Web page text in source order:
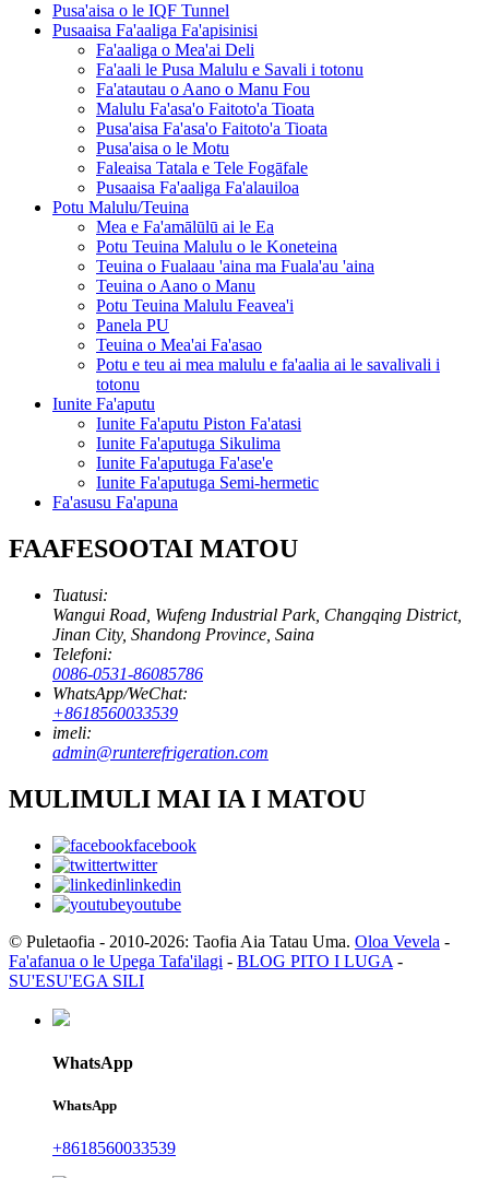
Pusa'aisa o le IQF Tunnel
Pusaaisa Fa'aaliga Fa'apisinisi
Fa'aaliga o Mea'ai Deli
Fa'aali le Pusa Malulu e Savali i totonu
Fa'atautau o Aano o Manu Fou
Malulu Fa'asa'o Faitoto'a Tioata
Pusa'aisa Fa'asa'o Faitoto'a Tioata
Pusa'aisa o le Motu
Faleaisa Tatala e Tele Fogāfale
Pusaaisa Fa'aaliga Fa'alauiloa
Potu Malulu/Teuina
Mea e Fa'amālūlū ai le Ea
Potu Teuina Malulu o le Koneteina
Teuina o Fualaau 'aina ma Fuala'au 'aina
Teuina o Aano o Manu
Potu Teuina Malulu Feavea'i
Panela PU
Teuina o Mea'ai Fa'asao
Potu e teu ai mea malulu e fa'aalia ai le savalivali i
totonu
Iunite Fa'aputu
Iunite Fa'aputu Piston Fa'atasi
Iunite Fa'aputuga Sikulima
Iunite Fa'aputuga Fa'ase'e
Iunite Fa'aputuga Semi-hermetic
Fa'asusu Fa'apuna
FAAFESOOTAI MATOU
Tuatusi:
Wangui Road, Wufeng Industrial Park, Changqing District,
Jinan City, Shandong Province, Saina
Telefoni:
0086-0531-86085786
WhatsApp/WeChat:
+8618560033539
imeli:
admin@runterefrigeration.com
MULIMULI MAI IA I MATOU
facebook
twitter
linkedin
youtube
© Puletaofia - 2010-2026: Taofia Aia Tatau Uma. Oloa Vevela -
Fa'afanua o le Upega Tafa'ilagi - BLOG PITO I LUGA -
SU'ESU'EGA SILI
WhatsApp
WhatsApp
+8618560033539